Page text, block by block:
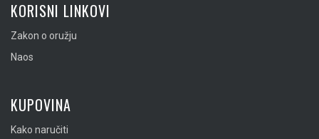
KORISNI LINKOVI
Zakon o oružju
Naos
KUPOVINA
Kako naručiti